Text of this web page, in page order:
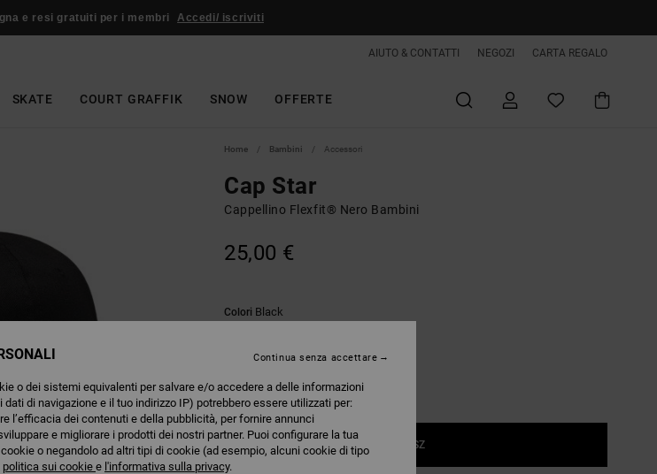
e resi gratuiti per i membri Accedi/ iscriviti
AIUTO & CONTATTI NEGOZI CARTA REGALO
SKATE COURT GRAFFIK SNOW OFFERTE
Home Bambini Accessori
Cap Star
Cappellino Flexfit® Nero Bambini
25,00 €
Colori Black
1SZ
o dei sistemi equivalenti per salvare e/o accedere a delle informazioni
di navigazione e il tuo indirizzo IP) potrebbero essere utilizzati per:
l’efficacia dei contenuti e della pubblicità, per fornire annunci
e migliorare i prodotti dei nostri partner. Puoi configurare la tua
o negandolo ad altri tipi di cookie (ad esempio, alcuni cookie di tipo
politica sui cookie e l'informativa sulla privacy.
Continua senza accettare